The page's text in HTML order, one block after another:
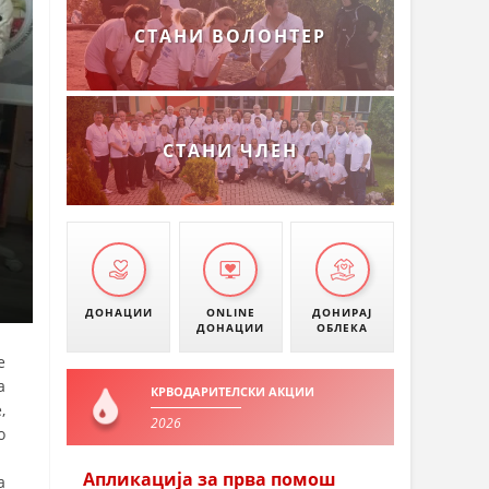
СТАНИ ВОЛОНТЕР
СТАНИ ЧЛЕН
ДОНАЦИИ
ONLINE
ДОНАЦИИ
ДОНИРАЈ
ОБЛЕКА
КРВОДАРИТЕЛСКИ АКЦИИ
2026
Апликација за прва помош